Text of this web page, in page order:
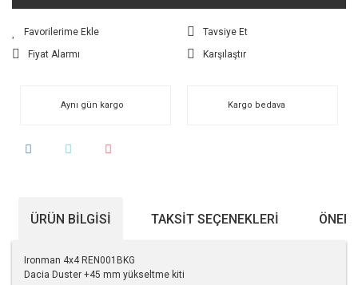
Tavsiye Et
Fiyat Alarmı
Karşılaştır
Aynı gün kargo Kargo bedava
ÜRÜN BILGISI TAKSIT SEÇENEKLERI
Ironman 4x4 REN001BKG
Dacia Duster +45 mm yükseltme kiti